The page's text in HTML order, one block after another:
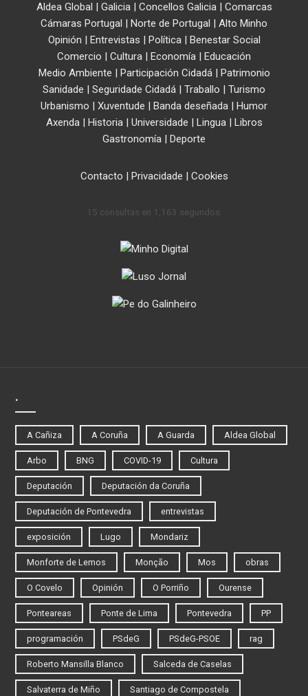
Aldea Global | Galicia| Concellos Galicia| Comarcas
Cámaras Portugal | Norte de Portugal | Alto Minho
Opinión | Entrevistas | Política| Benestar Social
Comercio | Cultura | Economía | Educación
Medio Ambiente | Participación Cidadá| Patrimonio
Sanidade | Seguridade Cidadá | Traballo | Turismo
Urbanismo | Xuventude | Banda deseñada | Humor
Axenda| Historia| Universidade | Lingua| Libros
Gastronomía | Deporte
Contacto | Privacidade | Cookies
15 consultas en 1,163 segundos.
.
A Cañiza A Coruña A Guarda Aldea Global
Arbo BNG COVID-19 Cultura
Deputación Deputación da Coruña
Deputación de Pontevedra entrevistas
exposición Lugo Mondariz
Monforte de Lemos Monção Mos obras
O Covelo Opinión O Porriño Ourense
Ponteareas Ponte de Lima Pontevedra PP
programación PSdeG PSdeG-PSOE rag
Roberto Mansilla Blanco Salceda de Caselas
Salvaterra de Miño Santiago de Compostela